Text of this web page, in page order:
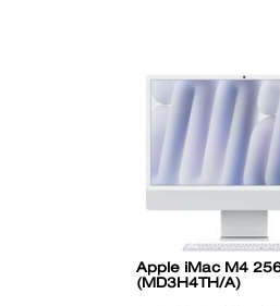
Apple iMac M4
(MD3H4TH/A)